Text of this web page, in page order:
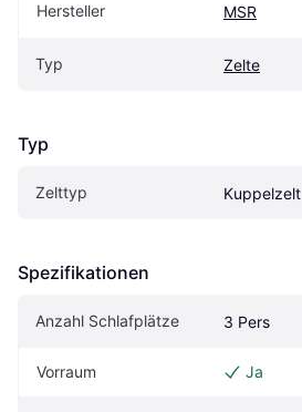
Hersteller MSR
Typ Zelte
Typ
Zelttyp Kuppelzelt
Spezifikationen
Anzahl Schlafplätze 3 Pers
Vorraum Ja